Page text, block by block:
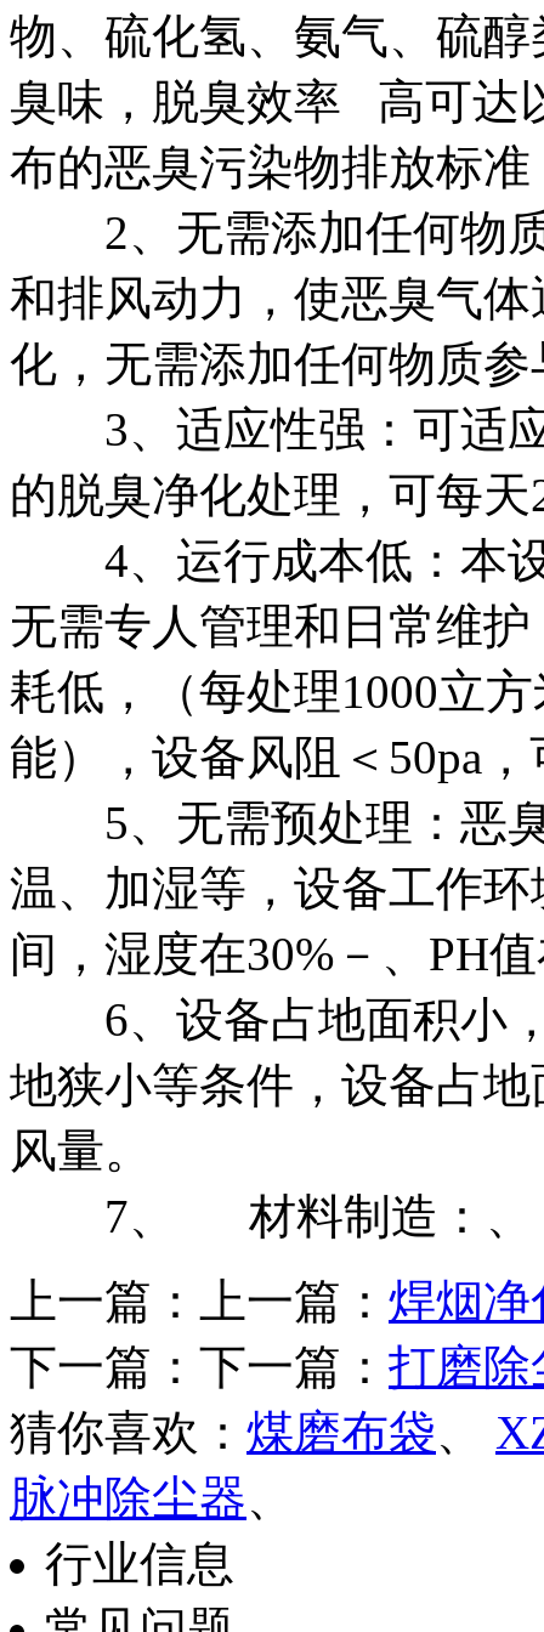
物、硫化氢、氨气、硫
臭味，脱臭效率 高可达
布的恶臭污染物排放标准
2、无需添加任何物质
和排风动力，使恶臭气
化，无需添加任何物质
3、适应性强：可适应
的脱臭净化处理，可每
4、运行成本低：本设
无需专人管理和日常维
耗低，（每处理1000立
能），设备风阻＜50pa
5、无需预处理：恶臭
温、加湿等，设备工作
间，湿度在30%－、PH
6、设备占地面积小，
地狭小等条件，设备占
风量。
7、 材料制造：、
上一篇：上一篇： 焊烟净
下一篇：下一篇： 打磨除
猜你喜欢： 煤磨布袋、
脉冲除尘器、
行业信息